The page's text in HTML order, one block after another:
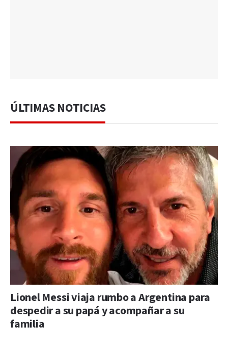
ÚLTIMAS NOTICIAS
Lionel Messi viaja rumbo a Argentina para
despedir a su papá y acompañar a su
familia